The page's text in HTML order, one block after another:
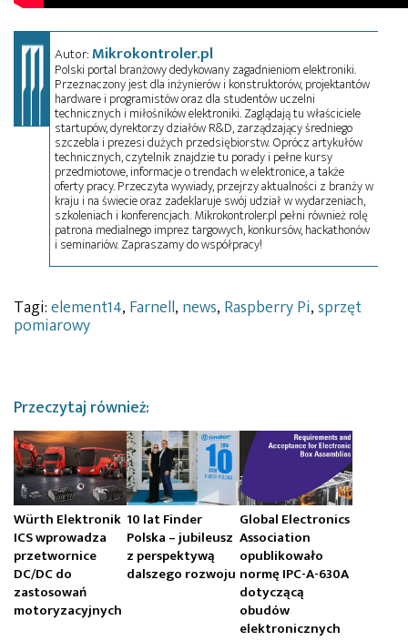
Autor:Mikrokontroler.pl
Polski portal branżowy dedykowany zagadnieniom elektroniki.
Przeznaczony jest dla inżynierów i konstruktorów, projektantów
hardware i programistów oraz dla studentów uczelni
technicznych i miłośników elektroniki. Zaglądają tu właściciele
startupów, dyrektorzy działów R&D, zarządzający średniego
szczebla i prezesi dużych przedsiębiorstw. Oprócz artykułów
technicznych, czytelnik znajdzie tu porady i pełne kursy
przedmiotowe, informacje o trendach w elektronice, a także
oferty pracy. Przeczyta wywiady, przejrzy aktualności z branży w
kraju i na świecie oraz zadeklaruje swój udział w wydarzeniach,
szkoleniach i konferencjach. Mikrokontroler.pl pełni również rolę
patrona medialnego imprez targowych, konkursów, hackathonów
i seminariów. Zapraszamy do współpracy!
Tagi:element14, Farnell, news, Raspberry Pi,sprzęt
pomiarowy
Przeczytaj również:
Würth Elektronik
ICS wprowadza
przetwornice
DC/DC do
zastosowań
motoryzacyjnych
10 lat Finder
Polska – jubileusz
z perspektywą
dalszego rozwoju
Global Electronics
Association
opublikowało
normę IPC-A-630A
dotyczącą
obudów
elektronicznych